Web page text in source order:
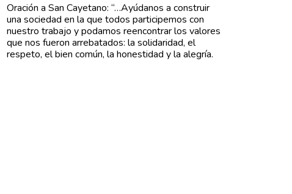
Oración a San Cayetano: “…Ayúdanos a construir
una sociedad en la que todos participemos con
nuestro trabajo y podamos reencontrar los valores
que nos fueron arrebatados: la solidaridad, el
respeto, el bien común, la honestidad y la alegría.